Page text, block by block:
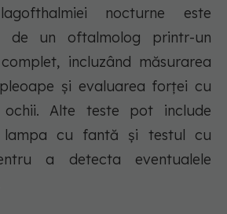
nocturne este
de un oftalmolog printr-un
incluzând măsurarea
și evaluarea forței cu
Alte teste pot include
lampa cu fantă și testul cu
a detecta eventualele